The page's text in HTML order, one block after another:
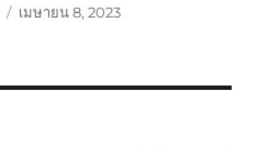
เขียน
เมษายน 8, 2023